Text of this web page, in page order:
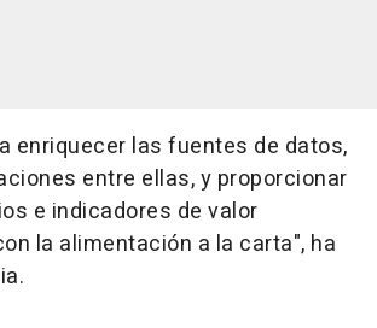
enriquecer las fuentes de datos,
entre ellas, y proporcionar
e indicadores de valor
la alimentación a la carta", ha